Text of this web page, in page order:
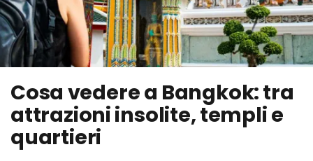
Cosa vedere a Bangkok: tra
attrazioni insolite, templi e
quartieri